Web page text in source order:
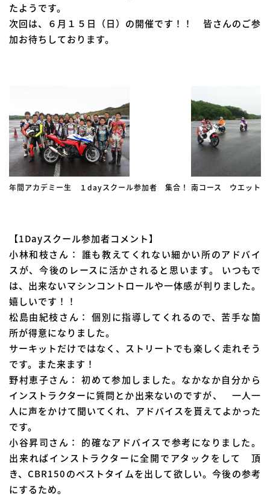
たようです。
次回は、６月１５日（日）の開催です！！ 皆さんのご参
加お待ちしております。
年間アカデミー生 １dayスクール参加者 集合！ 南コース ウエットコ
【1Dayスクール参加者コメント】
小林和枝さん： 誰も教えてくれない細かい所のアドバイ
スが、今後のレースに活かされると思います。 いつもで
は、出来ないマシンコントロールや一体感が判りました。
嬉しいです！！
松島由紀枝さん： 個別に指導してくれるので、苦手な箇
所が得意になりました。
サーキットだけではなく、ストリートでも楽しく走れそう
です。また来ます！
野村恵子さん： 初めて参加しました。なかなか自分から
インストラクターに質問とか出来ないのですが、 一人一
人に声をかけて聞いてくれ、アドバイスを貰えてよかった
です。
小谷昇司さん： 的確なアドバイスで参考になりました。
出来ればインストラクターに全開でアタックをして 頂
き、CBR150のベストタイムを出して欲しい。今後の参考
にするため。